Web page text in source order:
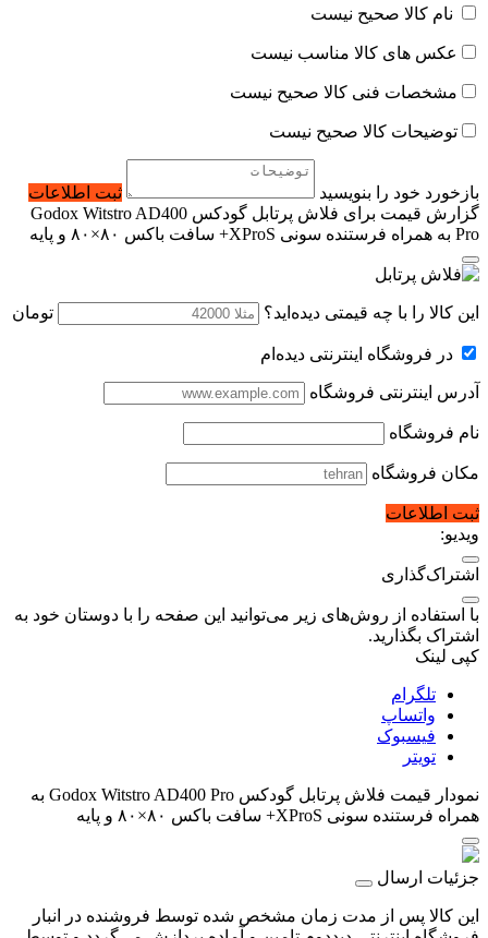
نام کالا صحیح نیست
عکس های کالا مناسب نیست
مشخصات فنی کالا صحیح نیست
توضیحات کالا صحیح نیست
بازخورد خود را بنویسید
ثبت اطلاعات
گزارش قیمت برای فلاش پرتابل گودکس Godox Witstro AD400
Pro به همراه فرستنده سونی XProS+ سافت باکس ۸۰×۸۰ و پایه
این کالا را با چه قیمتی دیده‌اید؟ تومان
در فروشگاه اینترنتی دیده‌ام
آدرس اینترنتی فروشگاه
نام فروشگاه
مکان فروشگاه
ثبت اطلاعات
ویدیو:
اشتراک‌گذاری
با استفاده از روش‌های زیر می‌توانید این صفحه را با دوستان خود به
اشتراک بگذارید.
کپی لینک
تلگرام
واتساپ
فیسبوک
تویتر
نمودار قیمت
فلاش پرتابل گودکس Godox Witstro AD400 Pro به
همراه فرستنده سونی XProS+ سافت باکس ۸۰×۸۰ و پایه
جزئیات ارسال
این کالا پس از مدت زمان مشخص شده توسط فروشنده در انبار